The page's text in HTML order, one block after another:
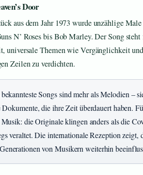
Door
aus dem Jahr 1973 wurde unzählige Male
N’ Roses bis Bob Marley. Der Song
universale Themen wie Vergänglichkeit
Zeilen zu verdichten.
Songs sind mehr als Melodien –
die ihre Zeit überdauert haben.
die Originale klingen anders als die
veraltet. Die internationale Rezeption zeigt,
von Musikern weiterhin